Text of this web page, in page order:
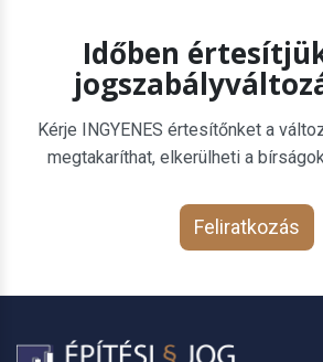
Időben
Kérje INGYENES értesítőnket a
megtakaríthat, elkerülheti a
Feliratkozás